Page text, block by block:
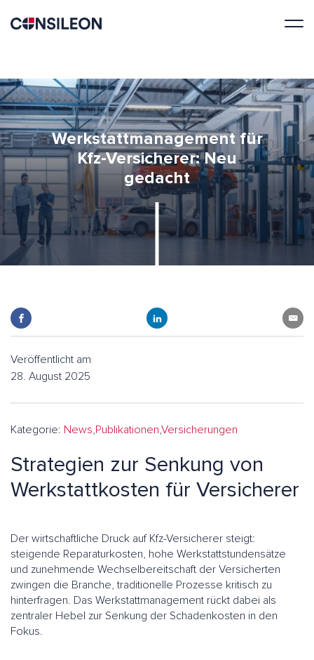
Werkstattmanagement für
Kfz-Versicherer: Neu
gedacht
Veröffentlicht am
28. August 2025
Kategorie: News,Publikationen,Versicherungen
Strategien zur Senkung von
Werkstattkosten für Versicherer
Der wirtschaftliche Druck auf Kfz-Versicherer steigt:
steigende Reparaturkosten, hohe Werkstattstundensätze
und zunehmende Wechselbereitschaft der Versicherten
zwingen die Branche, traditionelle Prozesse kritisch zu
hinterfragen. Das Werkstattmanagement rückt dabei als
zentraler Hebel zur Senkung der Schadenkosten in den
Fokus.